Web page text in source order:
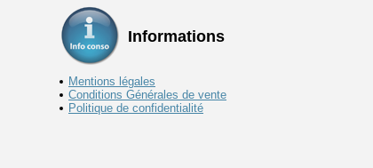
Informations
Mentions légales
Conditions Générales de vente
Politique de confidentialité